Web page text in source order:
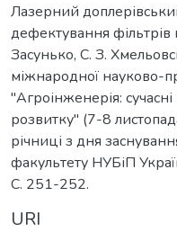
Лазерний
дефектування
Засунько, С. З.
міжнародної науково-
"Агроінженерія:
розвитку" (7-8
річниці з дня
факультету НУБіП
С. 251-252.
URI